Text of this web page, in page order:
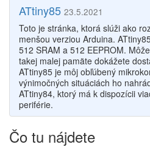
ATtiny85 23.5.2021
Toto je stránka, ktorá slúži ako
menšou verziou Arduina.
512 SRAM a 512 EEPROM.
takej malej pamäte dokážete
ATtiny85 je môj obľúbený
výnimočných situáciách ho
ATtiny84, ktorý má k dispozícii
periférie.
Čo tu nájdete